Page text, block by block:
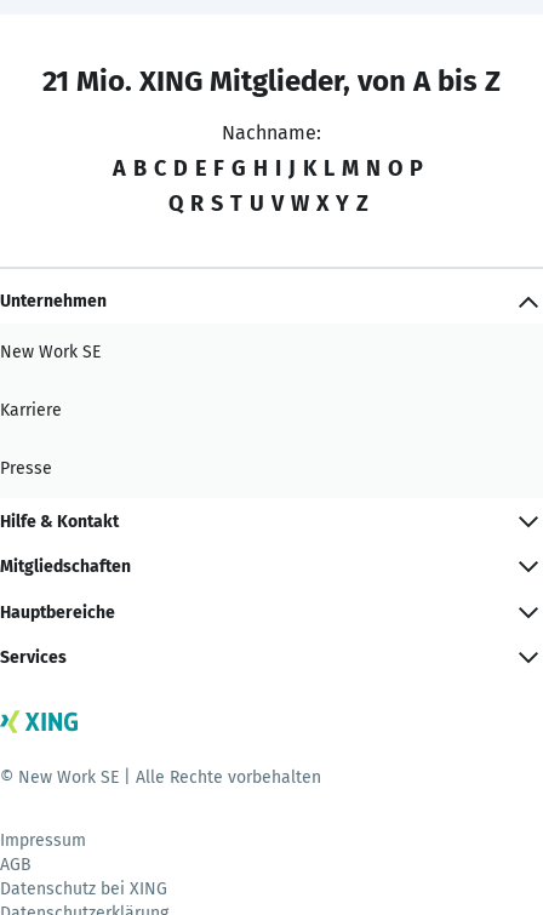
21 Mio. XING Mitglieder, von A bis Z
Nachname:
A B C D E F G H I J K L M N O P
Q R S T U V W X Y Z
Unternehmen
New Work SE
Karriere
Presse
Hilfe & Kontakt
Mitgliedschaften
Hauptbereiche
Services
© New Work SE | Alle Rechte vorbehalten
Impressum
AGB
Datenschutz bei XING